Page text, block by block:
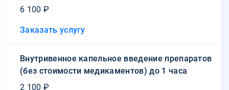
6 100 ₽
Заказать услугу
Внутривенное капельное введение препаратов
(без стоимости медикаментов) до 1 часа
2 100 ₽